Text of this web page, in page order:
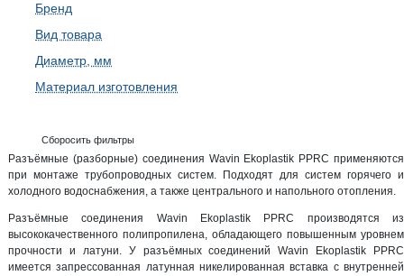
Бренд
Вид товара
Диаметр, мм
Материал изготовления
Сборосить фильтры
Разъёмные (разборные) соединения Wavin Ekoplastik PPRC применяются
при монтаже трубопроводных систем. Подходят для систем горячего и
холодного водоснабжения, а также центрального и напольного отопления.
Разъёмные соединения Wavin Ekoplastik PPRC производятся из
высококачественного полипропилена, обладающего повышенным уровнем
прочности и латуни. У разъёмных соединений Wavin Ekoplastik PPRC
имеется запрессованная латунная никелированная вставка с внутренней